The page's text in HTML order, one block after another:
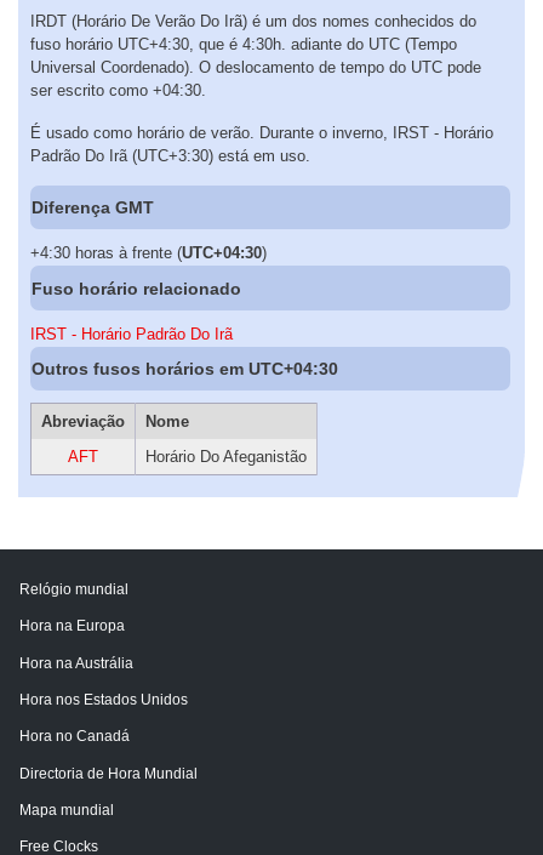
IRDT (Horário De Verão Do Irã) é um dos nomes conhecidos do
fuso horário UTC+4:30, que é 4:30h. adiante do UTC (Tempo
Universal Coordenado). O deslocamento de tempo do UTC pode
ser escrito como +04:30.
É usado como horário de verão. Durante o inverno, IRST - Horário
Padrão Do Irã (UTC+3:30) está em uso.
Diferença GMT
+4:30 horas à frente (UTC+04:30)
Fuso horário relacionado
IRST - Horário Padrão Do Irã
Outros fusos horários em UTC+04:30
Abreviação
Nome
AFT
Horário Do Afeganistão
Relógio mundial
Hora na Europa
Hora na Austrália
Hora nos Estados Unidos
Hora no Canadá
Directoria de Hora Mundial
Mapa mundial
Free Clocks